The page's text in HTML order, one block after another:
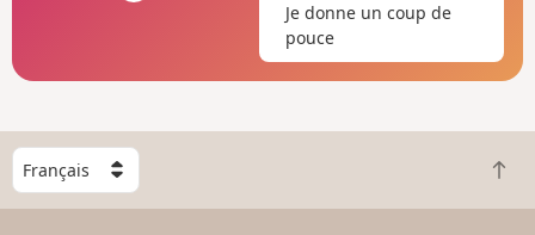
Je donne un coup de
pouce
C
h
o
R
e